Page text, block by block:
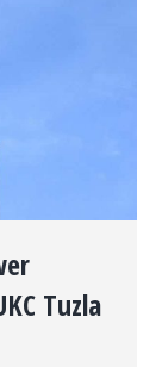
Tuzla